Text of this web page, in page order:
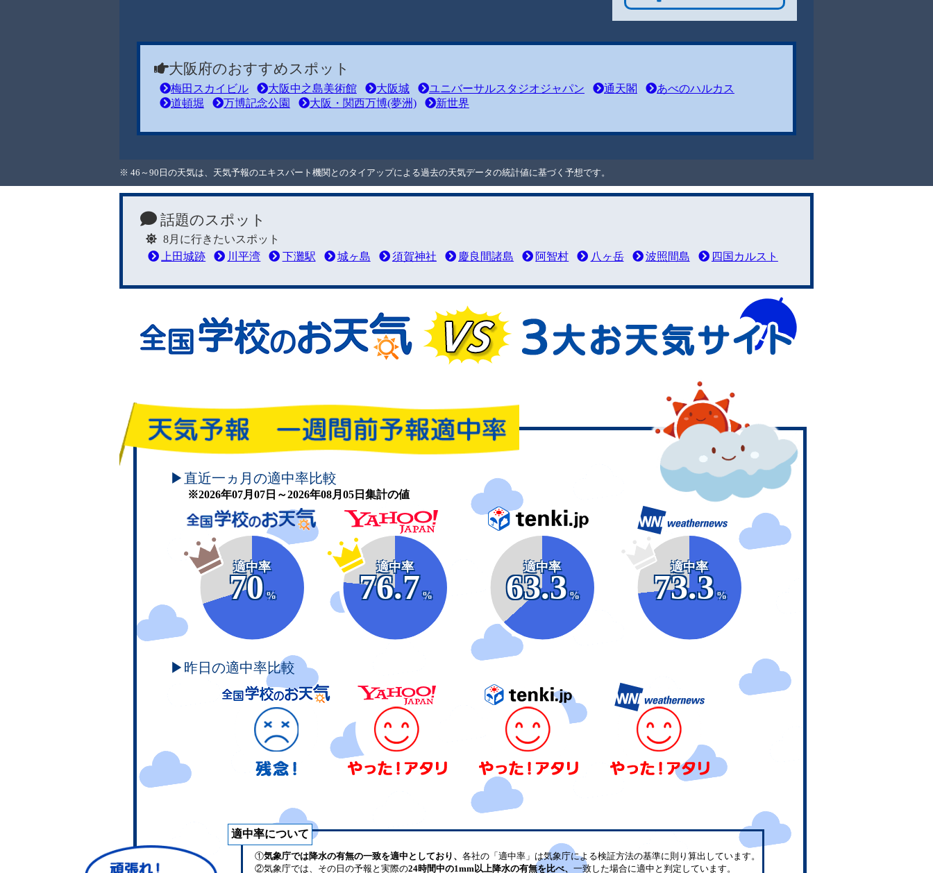
大阪府のおすすめスポット
梅田スカイビル 大阪中之島美術館 大阪城 ユニバーサルスタジオジャパン 通天閣
あべのハルカス
道頓堀
万博記念公園 大阪・関西万博(夢洲) 新世界
※ 46～90日の天気は、天気予報のエキスパート機関とのタイアップによる過去の天気データの統計値に基づく予想です。
話題のスポット
8月に行きたいスポット
上田城跡
川平湾 下灘駅 城ヶ島 須賀神社 慶良間諸島 阿智村 八ヶ岳 波照間島 四国カルスト
頑張れ！学校のお天気
▶直近一ヵ月の適中率比較
※2026年07月07日～2026年08月05日集計の値
適中率
70
%
適中率
76.7
%
適中率
63.3
%
適中率
73.3
%
▶昨日の適中率比較
適中率について
①気象庁では降水の有無の一致を適中としており、 各社の「適中率」は気象庁による検証方法の基準に則り算出しています。
②気象庁では、その日の予報と実際の24時間中の1mm以上降水の有無を比べ、 一致した場合に適中と判定しています。